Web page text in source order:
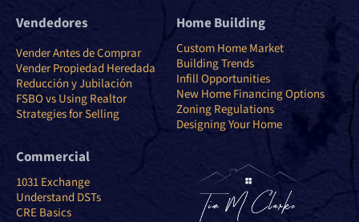
Vendedores
Vender Antes de Comprar
Vender Propiedad Heredada
Reducción y Jubilación
FSBO vs Using Realtor
Strategies for Selling
Home Building
Custom Home Market
Building Trends
Infill Opportunities
New Home Financing Options
Zoning Regulations
Designing Your Home
Commercial
1031 Exchange
Understand DSTs
CRE Basics